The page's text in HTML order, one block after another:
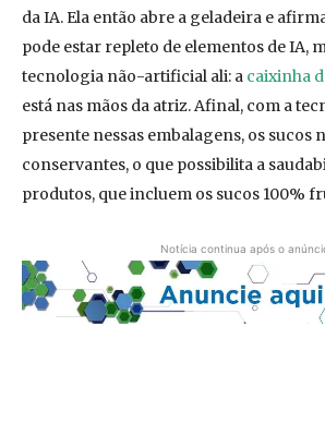
da IA. Ela então abre a geladeira e
pode estar repleto de elementos de IA,
tecnologia não-artificial ali: a caixinha
está nas mãos da atriz. Afinal, com a
presente nessas embalagens, os sucos
conservantes, o que possibilita a
produtos, que incluem os sucos 100%
Notícia continua após o